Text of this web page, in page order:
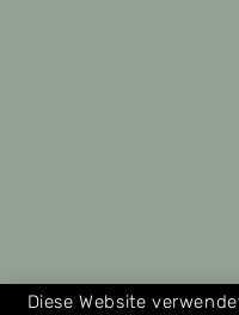
Diese Website